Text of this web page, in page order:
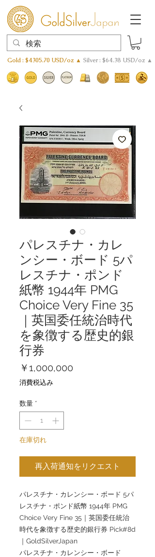
Gold : $4305.70 USD/oz ▲ Silver : $64.38 USD/oz ▲
パレスチナ・カレ
ンシー・ボード 5パ
レスチナ・ポンド
紙幣 1944年 PMG
Choice Very Fine 35
｜英国委任統治時代
を象徴する歴史的銀
行券
￥1,000,000
消費税込み
数量 *
在庫切れ
再入荷通知をリクエスト
パレスチナ・カレンシー・ボード 5パ
レスチナ・ポンド紙幣 1944年 PMG
Choice Very Fine 35｜英国委任統治
時代を象徴する歴史的銀行券 Pick#8d
｜GoldSilverJapan
パレスチナ・カレンシー・ボード